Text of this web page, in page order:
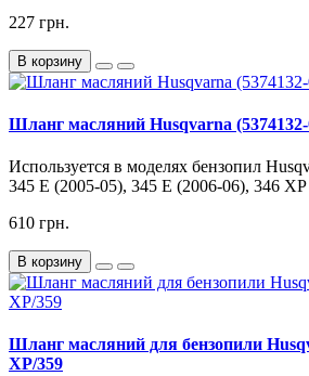
227 грн.
В корзину
Шланг масляний Husqvarna
Используется в моделях бензопил
345 E (2005-05), 345 E (2006-06), 346 XP
610 грн.
В корзину
Шланг масляний для бензопили
XP/359